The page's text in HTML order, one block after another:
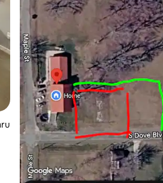
penginapan baharu